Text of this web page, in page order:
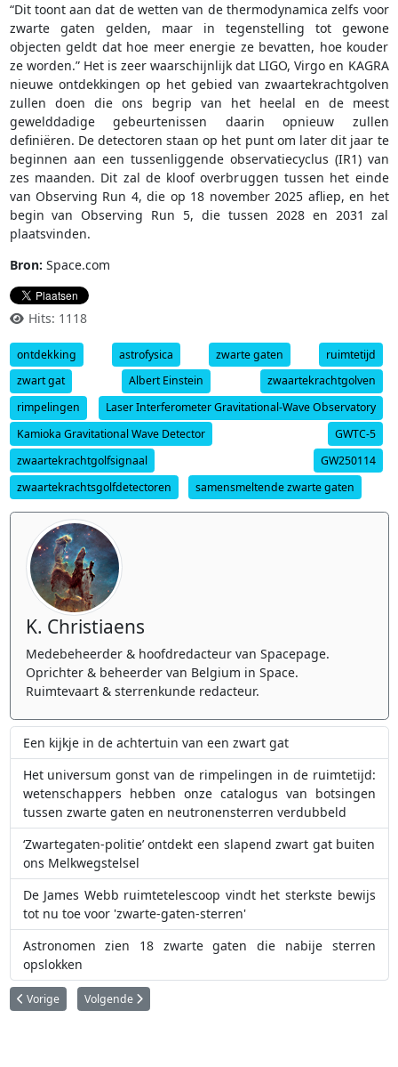
“Dit toont aan dat de wetten van de thermodynamica zelfs voor
zwarte gaten gelden, maar in tegenstelling tot gewone
objecten geldt dat hoe meer energie ze bevatten, hoe kouder
ze worden.” Het is zeer waarschijnlijk dat LIGO, Virgo en KAGRA
nieuwe ontdekkingen op het gebied van zwaartekrachtgolven
zullen doen die ons begrip van het heelal en de meest
gewelddadige gebeurtenissen daarin opnieuw zullen
definiëren. De detectoren staan op het punt om later dit jaar te
beginnen aan een tussenliggende observatiecyclus (IR1) van
zes maanden. Dit zal de kloof overbruggen tussen het einde
van Observing Run 4, die op 18 november 2025 afliep, en het
begin van Observing Run 5, die tussen 2028 en 2031 zal
plaatsvinden.
Bron: Space.com
Hits: 1118
ontdekking astrofysica zwarte gaten
ruimtetijd
zwart gat
Albert Einstein
zwaartekrachtgolven
rimpelingen
Laser Interferometer Gravitational-Wave Observatory
Kamioka Gravitational Wave Detector
GWTC-5
zwaartekrachtgolfsignaal
GW250114
zwaartekrachtsgolfdetectoren
samensmeltende zwarte gaten
K. Christiaens
Medebeheerder & hoofdredacteur van Spacepage.
Oprichter & beheerder van Belgium in Space.
Ruimtevaart & sterrenkunde redacteur.
Een kijkje in de achtertuin van een zwart gat
Het universum gonst van de rimpelingen in de ruimtetijd:
wetenschappers hebben onze catalogus van botsingen
tussen zwarte gaten en neutronensterren verdubbeld
‘Zwartegaten-politie’ ontdekt een slapend zwart gat buiten
ons Melkwegstelsel
De James Webb ruimtetelescoop vindt het sterkste bewijs
tot nu toe voor 'zwarte-gaten-sterren'
Astronomen zien 18 zwarte gaten die nabije sterren
opslokken
Vorig artikel: ESA’s Euclid fotografereert het drukke hart van de Melkweg
Vorige Volgende artikel: Een fonkelende pulsar onthult
Volgende